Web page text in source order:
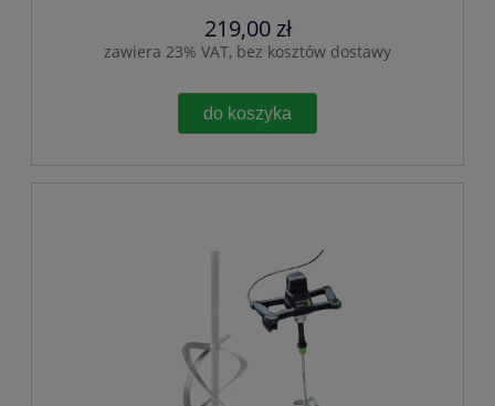
219,00 zł
zawiera 23% VAT, bez kosztów dostawy
do koszyka